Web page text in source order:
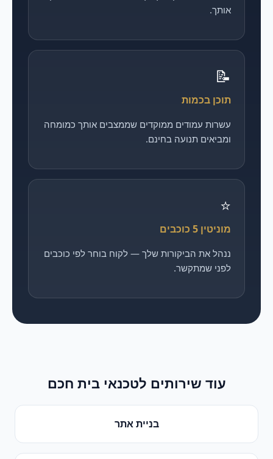
אותך.
📝
תוכן בכמות
עשרות עמודים ממוקדים שממצבים אותך כמומחה
ומביאים תנועה בחינם.
⭐
מוניטין 5 כוכבים
ננהל את הביקורות שלך — לקוח בוחר לפי כוכבים
לפני שמתקשר.
עוד שירותים לטכנאי בית חכם
בניית אתר